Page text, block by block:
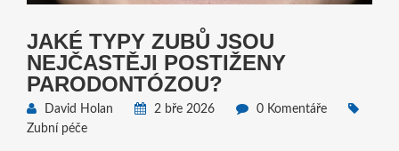
JAKÉ TYPY ZUBŮ JSOU
NEJČASTĚJI POSTIŽENY
PARODONTÓZOU?
David Holan 2 bře 2026
0 Komentáře
Zubní péče